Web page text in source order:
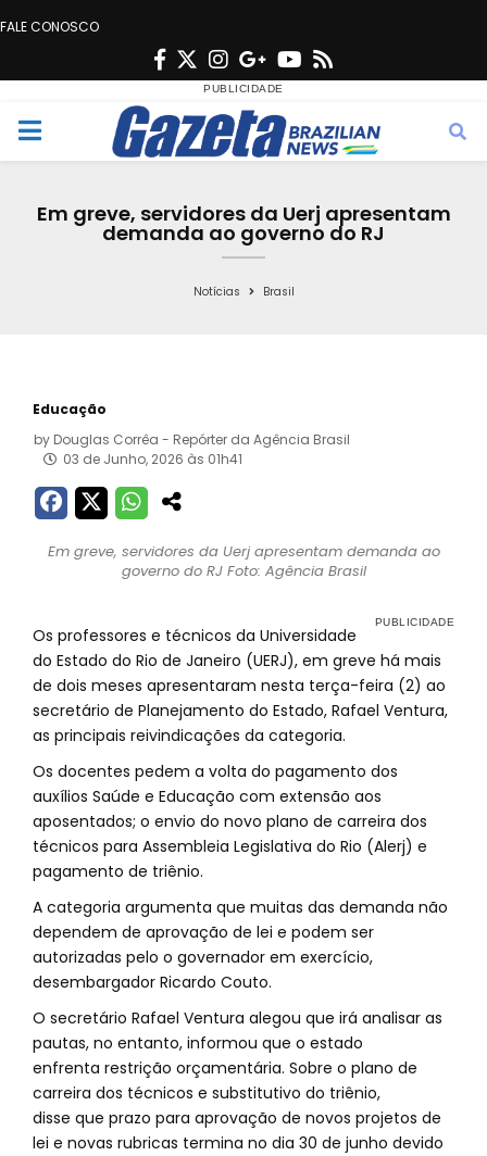
FALE CONOSCO
F
c
e
o
T
w
i
t
e
n
s
t
g
r
a
G
o
o
g
e
Y
u
t
b
s
M
Em greve, servidores da Uerj apresentam
demanda ao governo do RJ
Notícias Brasil
Educação
by Douglas Corrêa - Repórter da Agência Brasil
03 de Junho, 2026 às 01h41
Em greve, servidores da Uerj apresentam demanda ao
governo do RJ Foto: Agência Brasil
Os professores e técnicos da Universidade
do Estado do Rio de Janeiro (UERJ), em greve há mais
de dois meses apresentaram nesta terça-feira (2) ao
secretário de Planejamento do Estado, Rafael Ventura,
as principais reivindicações da categoria.
Os docentes pedem a volta do pagamento dos
auxílios Saúde e Educação com extensão aos
aposentados; o envio do novo plano de carreira dos
técnicos para Assembleia Legislativa do Rio (Alerj) e
pagamento de triênio.
A categoria argumenta que muitas das demanda não
dependem de aprovação de lei e podem ser
autorizadas pelo o governador em exercício,
desembargador Ricardo Couto.
O secretário Rafael Ventura alegou que irá analisar as
pautas, no entanto, informou que o estado
enfrenta restrição orçamentária. Sobre o plano de
carreira dos técnicos e substitutivo do triênio,
disse que prazo para aprovação de novos projetos de
lei e novas rubricas termina no dia 30 de junho devido